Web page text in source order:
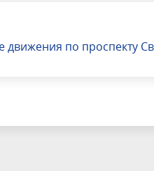
по проспекту